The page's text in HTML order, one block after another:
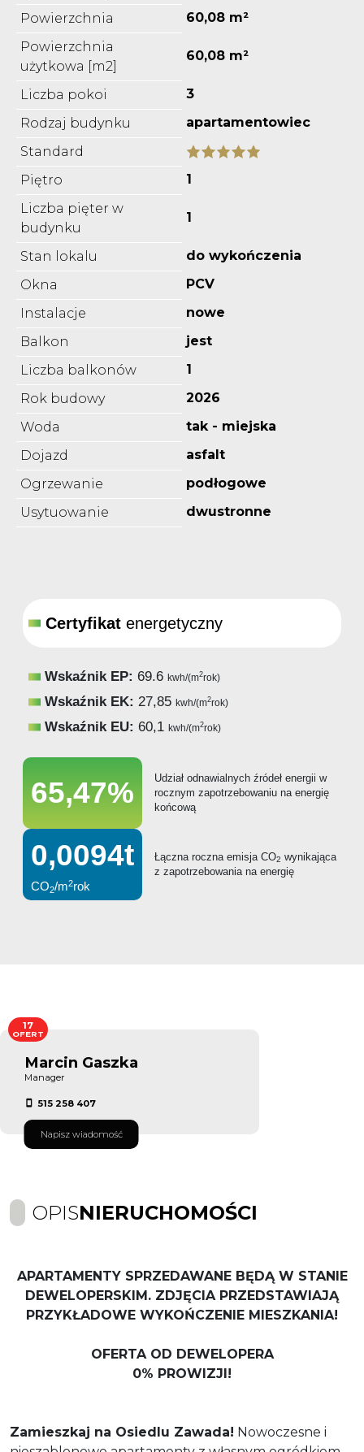
Powierzchnia
60,08 m²
Powierzchnia
użytkowa [m2]
60,08 m²
Liczba pokoi
3
Rodzaj budynku
apartamentowiec
Standard
Piętro
1
Liczba pięter w
budynku
1
Stan lokalu
do wykończenia
Okna
PCV
Instalacje
nowe
Balkon
jest
Liczba balkonów
1
Rok budowy
2026
Woda
tak - miejska
Dojazd
asfalt
Ogrzewanie
podłogowe
Usytuowanie
dwustronne
Certyfikat energetyczny
Wskaźnik EP: 69.6 kwh/(m2rok)
Wskaźnik EK: 27,85 kwh/(m2rok)
Wskaźnik EU: 60,1 kwh/(m2rok)
65,47%
Udział odnawialnych źródeł energii w
rocznym zapotrzebowaniu na energię
końcową
0,0094t
CO2/m2rok
Łączna roczna emisja CO2 wynikająca
z zapotrzebowania na energię
Marcin Gaszka
Manager
515 258 407
Napisz wiadomość
17
OFERT
OPISNIERUCHOMOŚCI
APARTAMENTY SPRZEDAWANE BĘDĄ W STANIE
DEWELOPERSKIM. ZDJĘCIA PRZEDSTAWIAJĄ
PRZYKŁADOWE WYKOŃCZENIE MIESZKANIA!
OFERTA OD DEWELOPERA
0% PROWIZJI!
Zamieszkaj na Osiedlu Zawada! Nowoczesne i